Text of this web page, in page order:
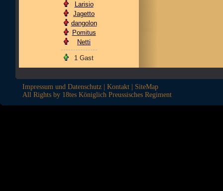
Larisio
Jagetto
dangolon
Pomitus
Netti
1 Gast
Impressum und Datenschutz Kontakt
SiteMap
All Rights by 18tes Königlich Preussisches Regiment